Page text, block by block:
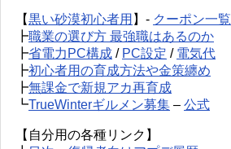
【黒い砂漠初心者用 】- クーポン一覧
┣職業の選び方 最強職はあるのか
┣省電力PC構成 / PC設定 / 電気代
┣初心者用の育成方法や金策纏め
┣無課金で新規アカ再育成
┗TrueWinterギルメン募集 – 公式
【自分用の各種リンク】